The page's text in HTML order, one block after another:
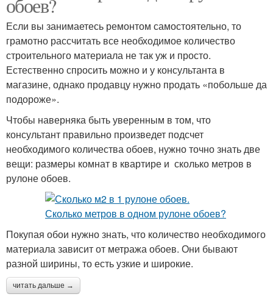
Если вы занимаетесь ремонтом самостоятельно, то
грамотно рассчитать все необходимое количество
строительного материала не так уж и просто.
Естественно спросить можно и у консультанта в
магазине, однако продавцу нужно продать «побольше да
подороже».
Чтобы наверняка быть уверенным в том, что
консультант правильно произведет подсчет
необходимого количества обоев, нужно точно знать две
вещи: размеры комнат в квартире и сколько метров в
рулоне обоев.
Покупая обои нужно знать, что количество необходимого
материала зависит от метража обоев. Они бывают
разной ширины, то есть узкие и широкие.
читать дальше →